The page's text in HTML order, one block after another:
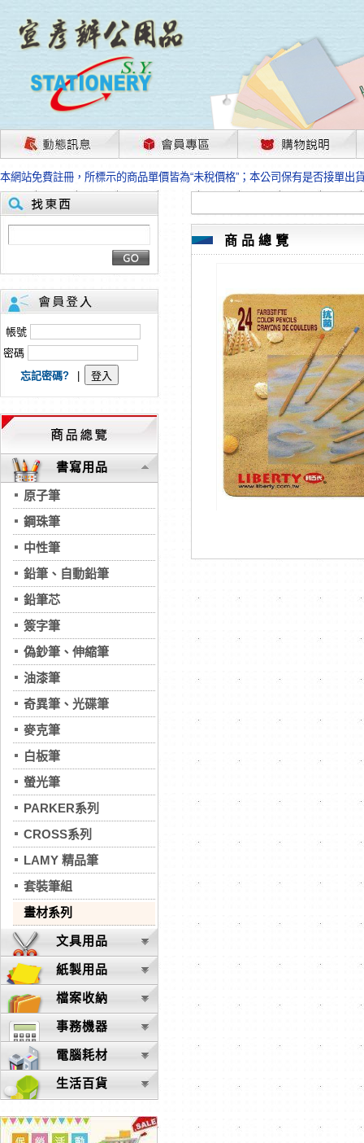
茲因國際情勢變化石油及塑化原物料波動漲幅甚大，部份上游供應商已採取
本網站免費註冊，所標示的商品單價皆為“未稅價格”；本公司保有是否接單出
HP、EPSON、CANON原廠耗材價格浮動，下單前請先跟客服人員確認最新
本網站免費註冊，所標示的商品單價皆為“未稅價格”；本公司保有是否接單出
匯款客戶請注意！因商品繁複來不及發現短缺，遂待客服人員跟您確認訂單
本網站免費註冊，所標示的商品單價皆為“未稅價格”；本公司保有是否接單出
茲因國際情勢變化石油及塑化原物料波動漲幅甚大，部份上游供應商已採取
本網站免費註冊，所標示的商品單價皆為“未稅價格”；本公司保有是否接單出
HP、EPSON、CANON原廠耗材價格浮動，下單前請先跟客服人員確認最新
本網站免費註冊，所標示的商品單價皆為“未稅價格”；本公司保有是否接單出
匯款客戶請注意！因商品繁複來不及發現短缺，遂待客服人員跟您確認訂單
本網站免費註冊，所標示的商品單價皆為“未稅價格”；本公司保有是否接單出
帳號
密碼
忘記密碼?
書寫用品
原子筆
鋼珠筆
中性筆
鉛筆、自動鉛筆
鉛筆芯
簽字筆
偽鈔筆、伸縮筆
油漆筆
奇異筆、光碟筆
麥克筆
白板筆
螢光筆
PARKER系列
CROSS系列
LAMY 精品筆
套裝筆組
畫材系列
文具用品
紙製用品
檔案收納
事務機器
電腦耗材
生活百貨
商品總覽